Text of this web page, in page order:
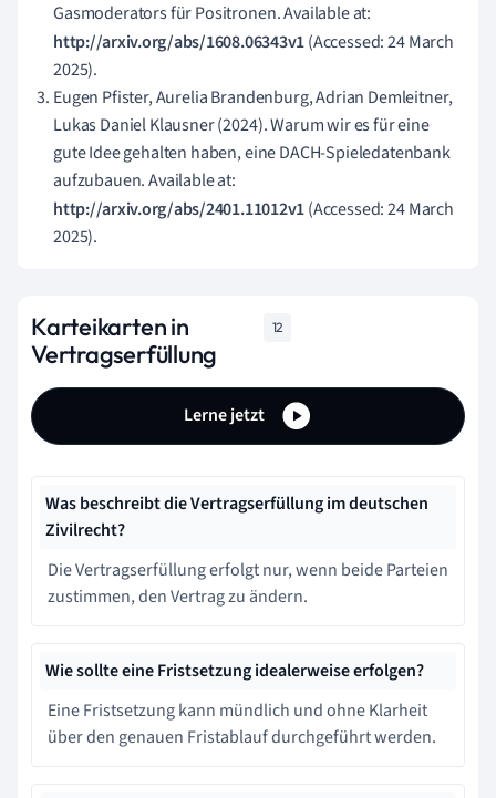
Gasmoderators für Positronen. Available at:
http://arxiv.org/abs/1608.06343v1(Accessed: 24 March
2025).
Eugen Pfister, Aurelia Brandenburg, Adrian Demleitner,
Lukas Daniel Klausner (2024). Warum wir es für eine
gute Idee gehalten haben, eine DACH-Spieledatenbank
aufzubauen. Available at:
http://arxiv.org/abs/2401.11012v1(Accessed: 24 March
2025).
Karteikarten in
Vertragserfüllung
12
Lerne jetzt
Was beschreibt die Vertragserfüllung im deutschen
Zivilrecht?
Die Vertragserfüllung erfolgt nur, wenn beide Parteien
zustimmen, den Vertrag zu ändern.
Wie sollte eine Fristsetzung idealerweise erfolgen?
Eine Fristsetzung kann mündlich und ohne Klarheit
über den genauen Fristablauf durchgeführt werden.